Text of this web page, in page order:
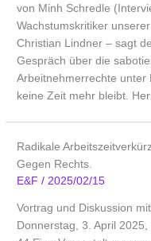
von Minh Schredle
Wachstumskritiker
Christian Lindner – sagt
Gespräch über die
Arbeitnehmerrechte unter
keine Zeit mehr bleibt.
Radikale
Gegen Rechts.
E&F/2025/02/15
Vortrag und Diskussion
Donnerstag, 3. April